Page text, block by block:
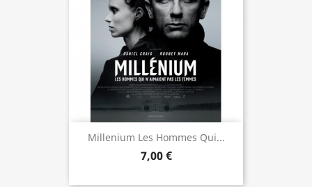
Millenium Les Hommes Qui...
7,00 €